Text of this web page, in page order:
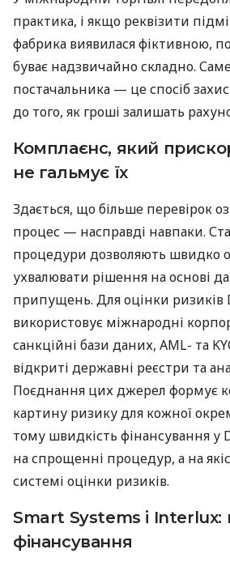
практика, і якщо реквізити
фабрика виявилася фіктивною,
буває надзвичайно складно.
постачальника — це спосіб
до того, як гроші залишать
Комплаєнс, який
не гальмує їх
Здається, що більше перевірок
процес — насправді навпаки.
процедури дозволяють швидко
ухвалювати рішення на основі
припущень. Для оцінки ризиків
використовує міжнародні
санкційні бази даних, AML- та
відкриті державні реєстри та
Поєднання цих джерел формує
картину ризику для кожної
тому швидкість фінансування у
на спрощенні процедур, а на
системі оцінки ризиків.
Smart Systems і
фінансування